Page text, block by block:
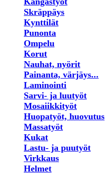
Skräppäys
Kynttilät
Punonta
Ompelu
Korut
Nauhat, nyörit
Painanta, värjäys...
Laminointi
Sarvi- ja luutyöt
Mosaiikkityöt
Huopatyöt, huovutus
Massatyöt
Kukat
Lastu- ja puutyöt
Virkkaus
Helmet